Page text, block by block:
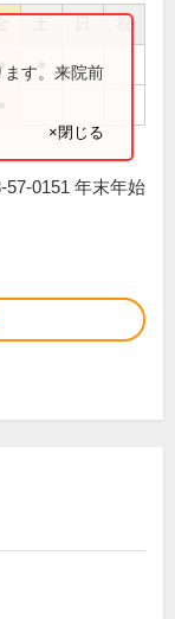
祝
●
す。来院前
×閉じる
57-0151 年末年始